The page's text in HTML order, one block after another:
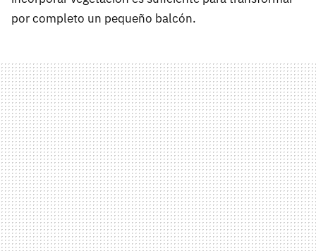
por completo un pequeño balcón.